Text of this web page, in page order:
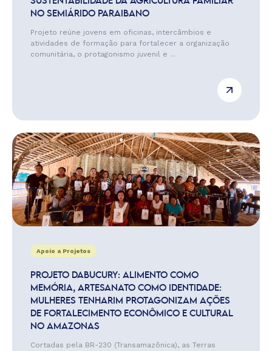
NO SEMIÁRIDO PARAIBANO
Projeto reúne jovens em oficinas, intercâmbios e
atividades de formação para fortalecer a organização
comunitária, o protagonismo juvenil e ...
Apoio a Projetos
PROJETO DABUCURY: ALIMENTO COMO
MEMÓRIA, ARTESANATO COMO IDENTIDADE:
MULHERES TENHARIM PROTAGONIZAM AÇÕES
DE FORTALECIMENTO ECONÔMICO E CULTURAL
NO AMAZONAS
Cortadas pela BR-230 (Transamazônica), as Terras